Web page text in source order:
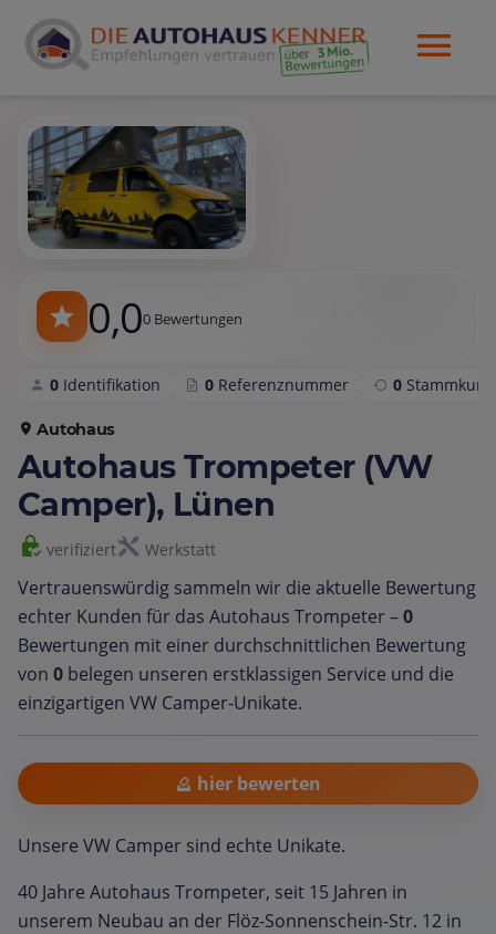
0,00 Bewertungen
0 Identifikation 0 Referenznummer 0
Autohaus
Autohaus Trompeter (VW
Camper), Lünen
verifiziert Werkstatt
Vertrauenswürdig sammeln wir die aktuelle Bewertung
echter Kunden für das Autohaus Trompeter –0
Bewertungen mit einer durchschnittlichen Bewertung
von 0 belegen unseren erstklassigen Service und die
einzigartigen VW Camper-Unikate.
hier bewerten
Unsere VW Camper sind echte Unikate.
40 Jahre Autohaus Trompeter, seit 15 Jahren in
unserem Neubau an der Flöz-Sonnenschein-Str. 12 in